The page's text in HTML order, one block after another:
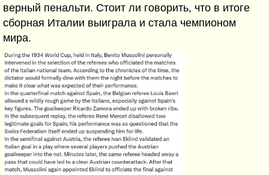
верный пенальти. Стоит ли говорить, что в итоге
сборная Италии выиграла и стала чемпионом
мира.